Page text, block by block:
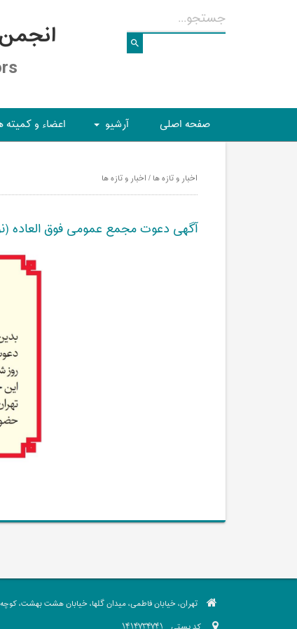
صفحه اصلی آرشیو اعضاء و کمیته
اخبار و تازه ها / اخبار و تازه ها
آگهی دعوت مجمع عمومی فوق العاده
تهران، خیابان فاطمی، میدان گلها، خیابان هشت بهشت، کوچه